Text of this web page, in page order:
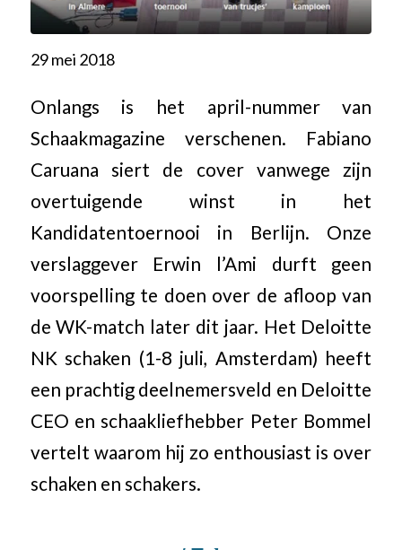
29 mei 2018
Onlangs is het april-nummer van
Schaakmagazine verschenen. Fabiano
Caruana siert de cover vanwege zijn
overtuigende winst in het
Kandidatentoernooi in Berlijn. Onze
verslaggever Erwin l’Ami durft geen
voorspelling te doen over de afloop van
de WK-match later dit jaar. Het Deloitte
NK schaken (1-8 juli, Amsterdam) heeft
een prachtig deelnemersveld en Deloitte
CEO en schaakliefhebber Peter Bommel
vertelt waarom hij zo enthousiast is over
schaken en schakers.